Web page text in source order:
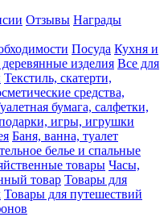
Отзывы Награды
Посуда Кухня и
изделия Все для
Текстиль, скатерти,
средства,
бумага, салфетки,
игры, игрушки
Баня, ванна, туалет
белье и спальные
товары Часы,
товар Товары для
Товары для путешествий